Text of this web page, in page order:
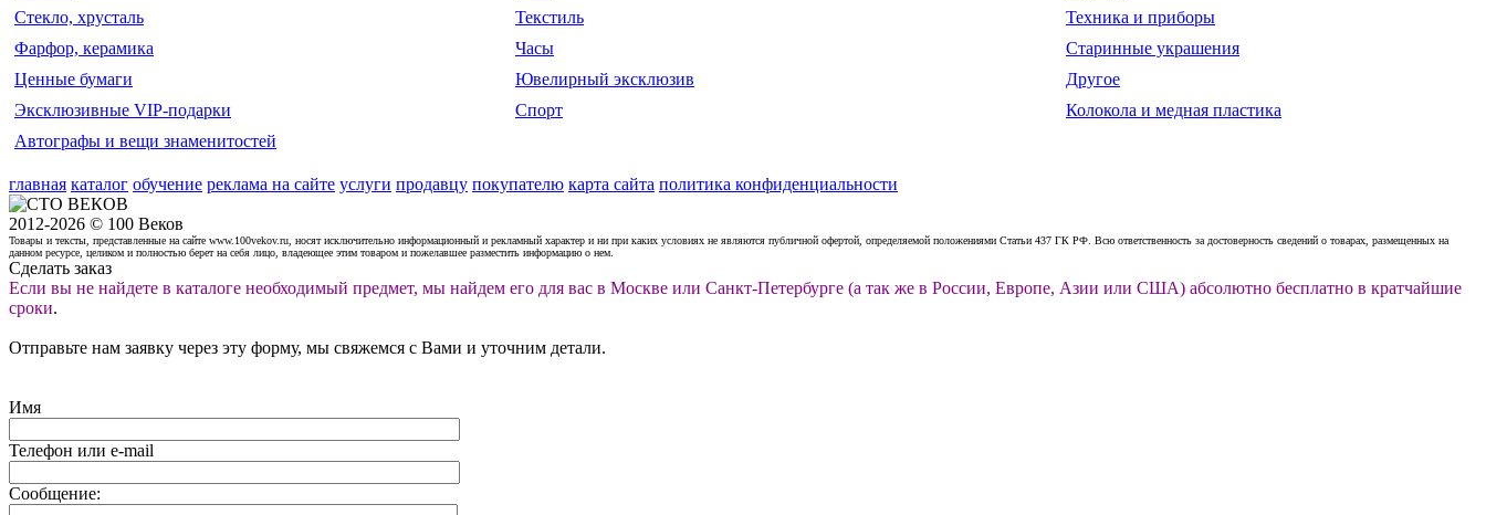
Стекло, хрусталь
Текстиль
Техника и приборы
Фарфор, керамика
Часы
Старинные украшения
Ценные бумаги
Ювелирный эксклюзив
Другое
Эксклюзивные VIP-подарки
Спорт
Колокола и медная пластика
Автографы и вещи знаменитостей
главная каталог обучение реклама на сайте услуги продавцу покупателю карта сайта политика конфиденциальности
2012-2026 © 100 Веков
Товары и тексты, представленные на сайте www.100vekov.ru, носят исключительно информационный и рекламный характер и ни при каких условиях не являются публичной офертой, определяемой положениями Статьи 437 ГК РФ. Всю ответственность за достоверность сведений о товарах, размещенных на
данном ресурсе, целиком и полностью берет на себя лицо, владеющее этим товаром и пожелавшее разместить информацию о нем.
Сделать заказ
Если вы не найдете в каталоге необходимый предмет, мы найдем его для вас в Москве или Санкт-Петербурге (а так же в России, Европе, Азии или США) абсолютно бесплатно в кратчайшие
сроки.
Отправьте нам заявку через эту форму, мы свяжемся с Вами и уточним детали.
Имя
Телефон или e-mail
Сообщение: